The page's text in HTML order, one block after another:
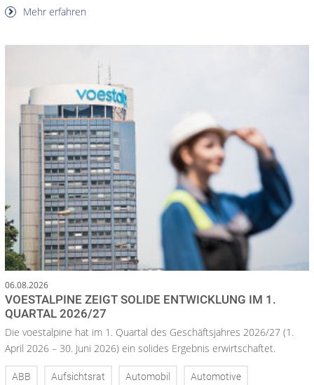
Mehr erfahren
06.08.2026
VOESTALPINE ZEIGT SOLIDE ENTWICKLUNG IM 1.
QUARTAL 2026/27
Die voestalpine hat im 1. Quartal des Geschäftsjahres 2026/27 (1.
April 2026 – 30. Juni 2026) ein solides Ergebnis erwirtschaftet.
ABB Aufsichtsrat Automobil Automotive